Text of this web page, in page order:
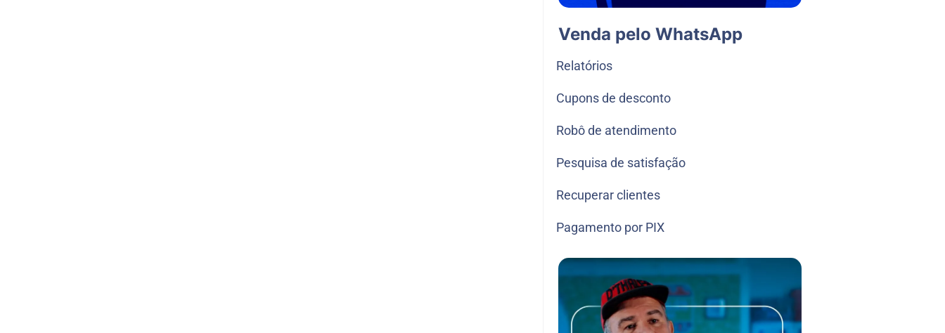
Venda pelo WhatsApp
Relatórios
Cupons de desconto
Robô de atendimento
Pesquisa de satisfação
Recuperar clientes
Pagamento por PIX